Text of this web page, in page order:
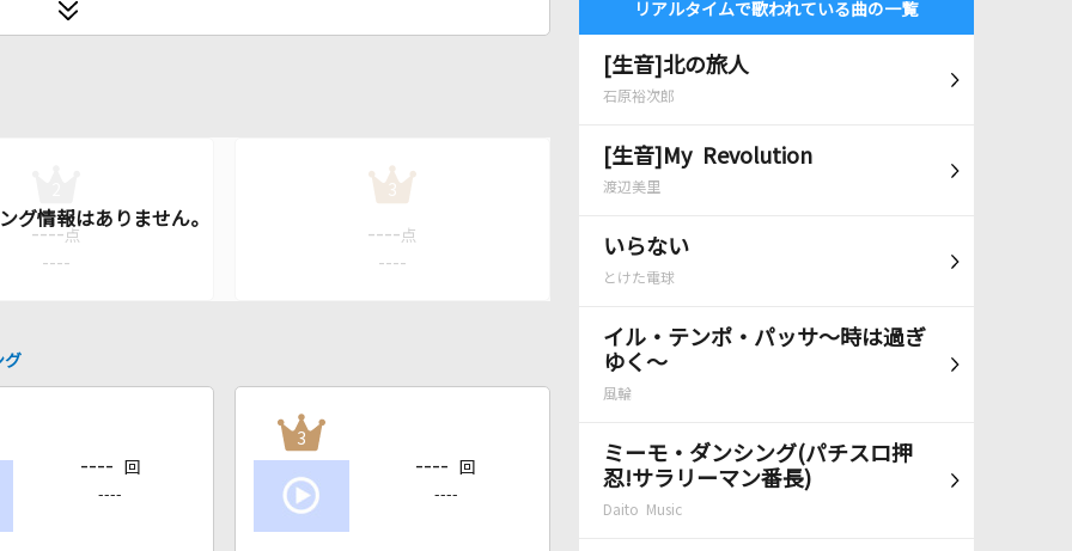
リアルタイムで歌われている曲の一覧
[生音]北の旅人
石原裕次郎
[生音]My Revolution
渡辺美里
いらない
とけた電球
イル・テンポ・パッサ～時は過ぎ
ゆく～
風輪
ミーモ・ダンシング(パチスロ押
忍!サラリーマン番長)
Daito Music
---- 点
----
3
---- 点
----
グ
---- 回
----
3
---- 回
----